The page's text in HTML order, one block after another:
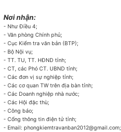
Nơi nhận:
- Như Điều 4;
- Văn phòng Chính phủ;
- Cục Kiểm tra văn bản (BTP);
- Bộ Nội vụ;
- TT. TU, TT. HĐND tỉnh;
- CT, các Phó CT. UBND tỉnh;
- Các đơn vị sự nghiệp tỉnh;
- Các cơ quan TW trên địa bàn tỉnh;
- Các Doanh nghiệp nhà nước;
- Các Hội đặc thù;
- Công báo;
- Cổng thông tin điện tử tỉnh;
- Email: phongkiemtravanban2012@gmail.com;